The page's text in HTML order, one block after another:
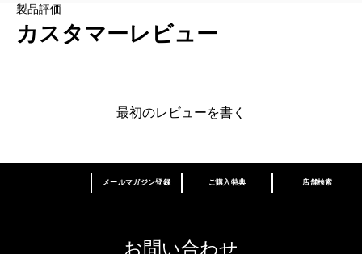
製品評価
カスタマーレビュー
最初のレビューを書く
あなたはM･A･Cラバー ロイヤリティ プログ
登録後の初回購入時に10%OFF
メールマガジン登録 ご購入特典 店舗検索
お問い合わせ